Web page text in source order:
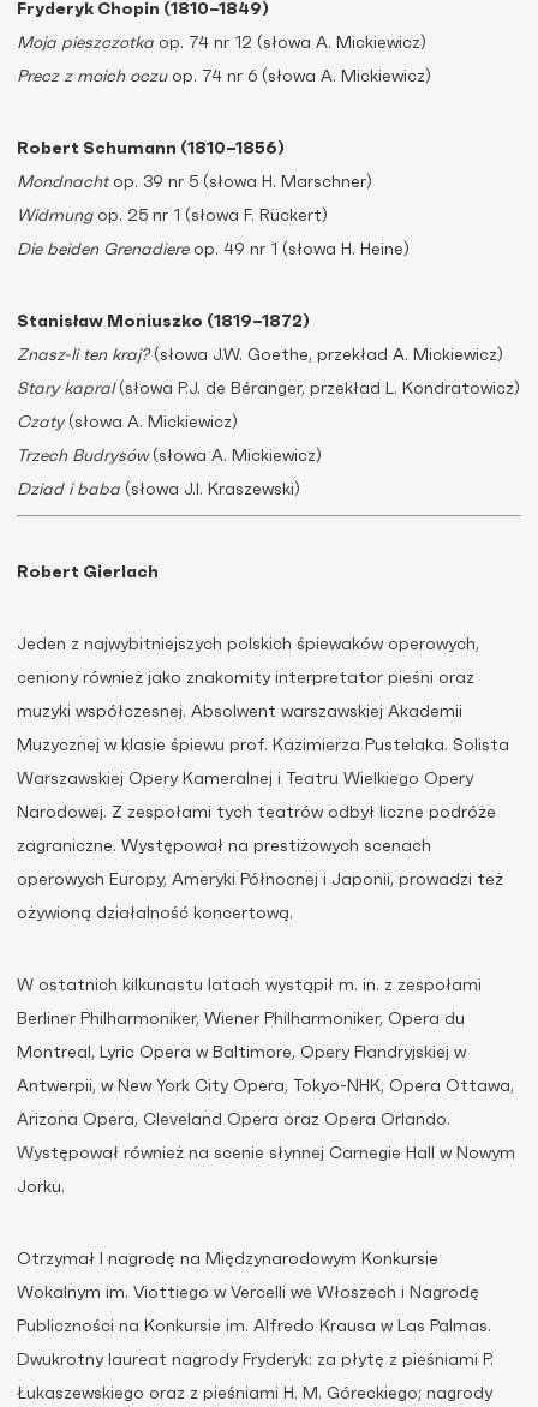
Fryderyk Chopin (1810–1849)
Moja pieszczotka op. 74 nr 12 (słowa A. Mickiewicz)
Precz z moich oczuop. 74 nr 6 (słowa A. Mickiewicz)
Robert Schumann (1810–1856)
Mondnachtop. 39 nr 5 (słowa H. Marschner)
Widmungop. 25 nr 1 (słowa F. Rückert)
Die beiden Grenadiereop. 49 nr 1 (słowa H. Heine)
Stanisław Moniuszko (1819–1872)
Znasz-li ten kraj?(słowa J.W. Goethe, przekład A. Mickiewicz)
Stary kapral(słowa P.J. de Béranger, przekład L. Kondratowicz)
Czaty(słowa A. Mickiewicz)
Trzech Budrysów(słowa A. Mickiewicz)
Dziad i baba (słowa J.I. Kraszewski)
Robert Gierlach
Jeden z najwybitniejszych polskich śpiewaków operowych,
ceniony również jako znakomity interpretator pieśni oraz
muzyki współczesnej. Absolwent warszawskiej Akademii
Muzycznej w klasie śpiewu prof. Kazimierza Pustelaka. Solista
Warszawskiej Opery Kameralnej i Teatru Wielkiego Opery
Narodowej. Z zespołami tych teatrów odbył liczne podróże
zagraniczne. Występował na prestiżowych scenach
operowych Europy, Ameryki Północnej i Japonii, prowadzi też
ożywioną działalność koncertową.
W ostatnich kilkunastu latach wystąpił m. in. z zespołami
Berliner Philharmoniker, Wiener Philharmoniker, Opera du
Montreal, Lyric Opera w Baltimore, Opery Flandryjskiej w
Antwerpii, w New York City Opera, Tokyo-NHK, Opera Ottawa,
Arizona Opera, Cleveland Opera oraz Opera Orlando.
Występował również na scenie słynnej Carnegie Hall w Nowym
Jorku.
Otrzymał I nagrodę na Międzynarodowym Konkursie
Wokalnym im. Viottiego w Vercelli we Włoszech i Nagrodę
Publiczności na Konkursie im. Alfredo Krausa w Las Palmas.
Dwukrotny laureat nagrody Fryderyk: za płytę z pieśniami P.
Łukaszewskiego oraz z pieśniami H. M. Góreckiego; nagrody